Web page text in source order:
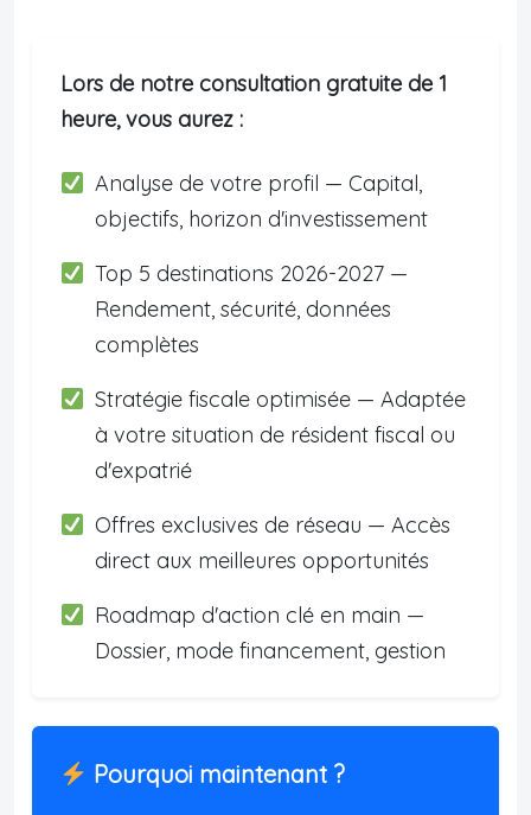
Lors de notre consultation gratuite de 1
heure, vous aurez :
Analyse de votre profil — Capital,
objectifs, horizon d'investissement
Top 5 destinations 2026-2027 —
Rendement, sécurité, données
complètes
Stratégie fiscale optimisée — Adaptée
à votre situation de résident fiscal ou
d'expatrié
Offres exclusives de réseau — Accès
direct aux meilleures opportunités
Roadmap d'action clé en main —
Dossier, mode financement, gestion
Pourquoi maintenant ?